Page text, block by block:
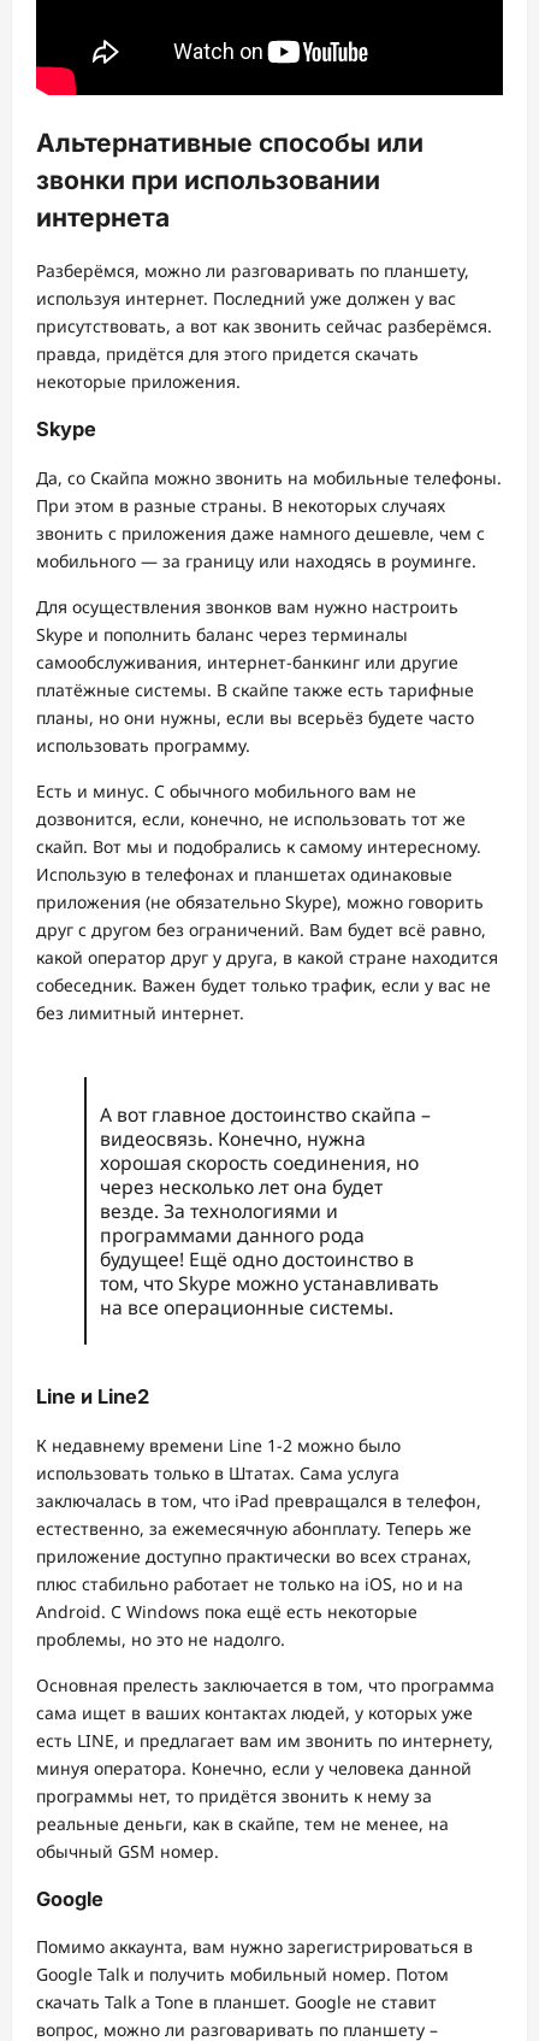
Альтернативные способы или
звонки при использовании
интернета
Разберёмся, можно ли разговаривать по планшету,
используя интернет. Последний уже должен у вас
присутствовать, а вот как звонить сейчас разберёмся.
правда, придётся для этого придется скачать
некоторые приложения.
Skype
Да, со Скайпа можно звонить на мобильные телефоны.
При этом в разные страны. В некоторых случаях
звонить с приложения даже намного дешевле, чем с
мобильного — за границу или находясь в роуминге.
Для осуществления звонков вам нужно настроить
Skype и пополнить баланс через терминалы
самообслуживания, интернет-банкинг или другие
платёжные системы. В скайпе также есть тарифные
планы, но они нужны, если вы всерьёз будете часто
использовать программу.
Есть и минус. С обычного мобильного вам не
дозвонится, если, конечно, не использовать тот же
скайп. Вот мы и подобрались к самому интересному.
Использую в телефонах и планшетах одинаковые
приложения (не обязательно Skype), можно говорить
друг с другом без ограничений. Вам будет всё равно,
какой оператор друг у друга, в какой стране находится
собеседник. Важен будет только трафик, если у вас не
без лимитный интернет.
А вот главное достоинство скайпа –
видеосвязь. Конечно, нужна
хорошая скорость соединения, но
через несколько лет она будет
везде. За технологиями и
программами данного рода
будущее! Ещё одно достоинство в
том, что Skype можно устанавливать
на все операционные системы.
Line и Line2
К недавнему времени Line 1-2 можно было
использовать только в Штатах. Сама услуга
заключалась в том, что iPad превращался в телефон,
естественно, за ежемесячную абонплату. Теперь же
приложение доступно практически во всех странах,
плюс стабильно работает не только на iOS, но и на
Android. C Windows пока ещё есть некоторые
проблемы, но это не надолго.
Основная прелесть заключается в том, что программа
сама ищет в ваших контактах людей, у которых уже
есть LINE, и предлагает вам им звонить по интернету,
минуя оператора. Конечно, если у человека данной
программы нет, то придётся звонить к нему за
реальные деньги, как в скайпе, тем не менее, на
обычный GSM номер.
Google
Помимо аккаунта, вам нужно зарегистрироваться в
Google Talk и получить мобильный номер. Потом
скачать Talk a Tone в планшет. Google не ставит
вопрос, можно ли разговаривать по планшету –